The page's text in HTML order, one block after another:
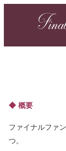
概要
ファイナルファ
つ。